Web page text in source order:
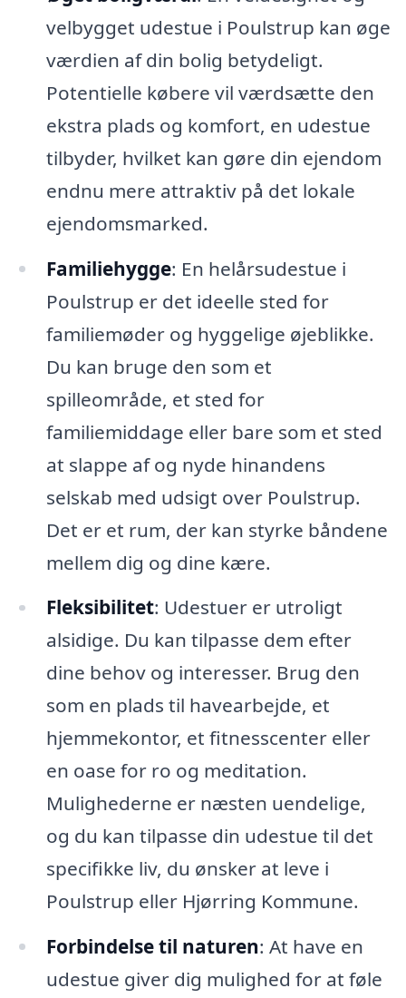
velbygget udestue i Poulstrup kan øge
værdien af din bolig betydeligt.
Potentielle købere vil værdsætte den
ekstra plads og komfort, en udestue
tilbyder, hvilket kan gøre din ejendom
endnu mere attraktiv på det lokale
ejendomsmarked.
Familiehygge: En helårsudestue i
Poulstrup er det ideelle sted for
familiemøder og hyggelige øjeblikke.
Du kan bruge den som et
spilleområde, et sted for
familiemiddage eller bare som et sted
at slappe af og nyde hinandens
selskab med udsigt over Poulstrup.
Det er et rum, der kan styrke båndene
mellem dig og dine kære.
Fleksibilitet: Udestuer er utroligt
alsidige. Du kan tilpasse dem efter
dine behov og interesser. Brug den
som en plads til havearbejde, et
hjemmekontor, et fitnesscenter eller
en oase for ro og meditation.
Mulighederne er næsten uendelige,
og du kan tilpasse din udestue til det
specifikke liv, du ønsker at leve i
Poulstrup eller Hjørring Kommune.
Forbindelse til naturen: At have en
udestue giver dig mulighed for at føle